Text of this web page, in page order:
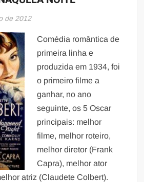
de 2012
Comédia romântica de
primeira linha e
produzida em 1934, foi
o primeiro filme a
ganhar, no ano
seguinte, os 5 Oscar
principais: melhor
filme, melhor roteiro,
melhor diretor (Frank
Capra), melhor ator
atriz (Claudete Colbert).